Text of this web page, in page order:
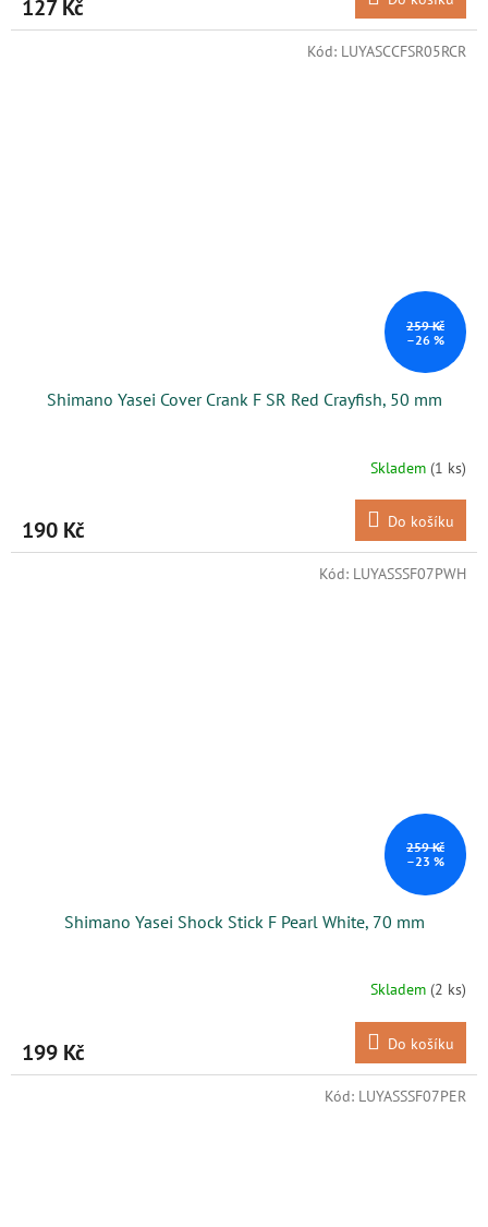
127 Kč
259 Kč
–26 %
Shimano Yasei Cover Crank F SR Red Crayfish, 50 mm
Skladem (1 ks)
190 Kč Do košíku
Kód: LUYASCCFSR05RCR
259 Kč
–23 %
Shimano Yasei Shock Stick F Pearl White, 70 mm
Skladem (2 ks)
199 Kč Do košíku
Kód: LUYASSSF07PWH
Kód: LUYASSSF07PER